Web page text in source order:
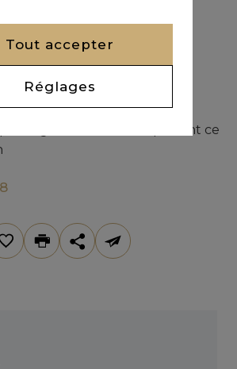
invité, deux chambres
de bain (dont une avec
et une suite parentale avec
bain et accès à deux
en sous-sol complètent ce
Tout accepter
Réglages